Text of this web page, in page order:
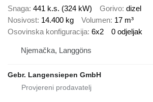
Snaga 441 k.s. (324 kW) Gorivo dizel
Nosivost 14.400 kg Volumen 17 m³
Osovinska konfiguracija 6x2 0 odjeljak
Njemačka, Langgöns
Gebr. Langensiepen GmbH